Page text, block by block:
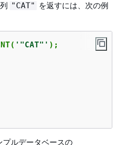
"CAT"
を返すには、次の例
'"CAT"' );
プルデータベースの